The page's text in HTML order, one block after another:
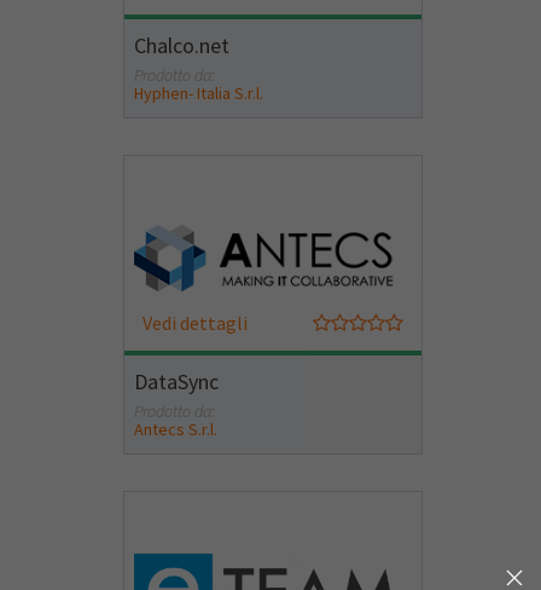
Chalco.net
Prodotto da:
Hyphen- Italia S.r.l.
Vedi dettagli
DataSync
Prodotto da:
Antecs S.r.l.